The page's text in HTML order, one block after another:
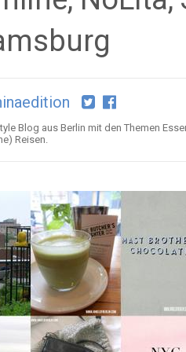
Blog aus Berlin mit den Themen
Reisen.